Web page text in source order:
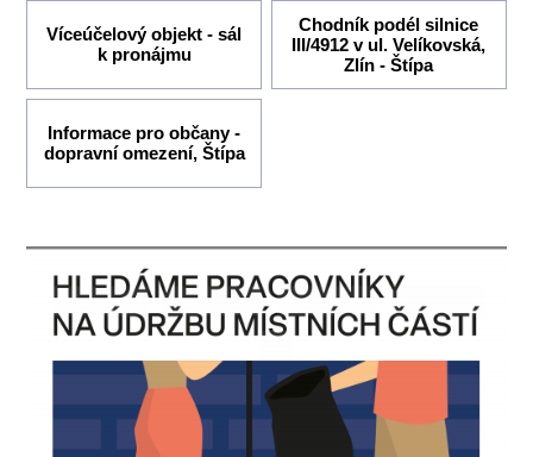
Víceúčelový objekt - sál
k pronájmu
Chodník podél silnice
III/4912 v ul. Velíkovská,
Zlín - Štípa
Informace pro občany -
dopravní omezení, Štípa